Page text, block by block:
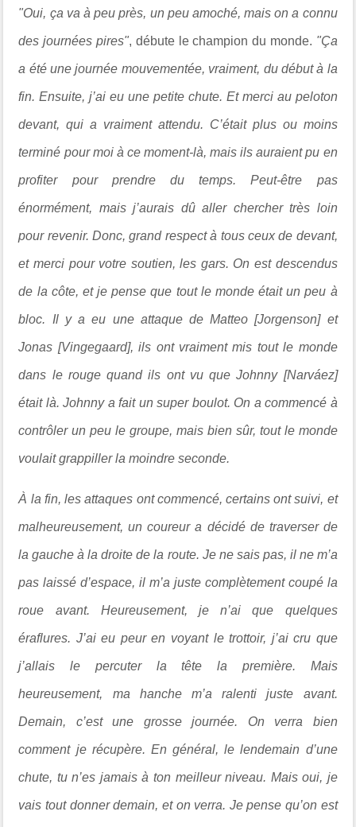
"Oui, ça va à peu près, un peu amoché, mais on a connu
des journées pires", débute le champion du monde. "Ça
a été une journée mouvementée, vraiment, du début à la
fin. Ensuite, j’ai eu une petite chute. Et merci au peloton
devant, qui a vraiment attendu. C’était plus ou moins
terminé pour moi à ce moment-là, mais ils auraient pu en
profiter pour prendre du temps. Peut-être pas
énormément, mais j’aurais dû aller chercher très loin
pour revenir. Donc, grand respect à tous ceux de devant,
et merci pour votre soutien, les gars. On est descendus
de la côte, et je pense que tout le monde était un peu à
bloc. Il y a eu une attaque de Matteo [Jorgenson] et
Jonas [Vingegaard], ils ont vraiment mis tout le monde
dans le rouge quand ils ont vu que Johnny [Narváez]
était là. Johnny a fait un super boulot. On a commencé à
contrôler un peu le groupe, mais bien sûr, tout le monde
voulait grappiller la moindre seconde.
À la fin, les attaques ont commencé, certains ont suivi, et
malheureusement, un coureur a décidé de traverser de
la gauche à la droite de la route. Je ne sais pas, il ne m’a
pas laissé d’espace, il m’a juste complètement coupé la
roue avant. Heureusement, je n’ai que quelques
éraflures. J’ai eu peur en voyant le trottoir, j’ai cru que
j’allais le percuter la tête la première. Mais
heureusement, ma hanche m’a ralenti juste avant.
Demain, c’est une grosse journée. On verra bien
comment je récupère. En général, le lendemain d’une
chute, tu n’es jamais à ton meilleur niveau. Mais oui, je
vais tout donner demain, et on verra. Je pense qu’on est